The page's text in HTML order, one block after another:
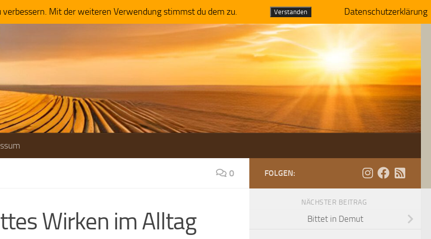
0
Wirken im Alltag
FOLGEN:
NÄCHSTER BEITRAG
Bittet in Demut
Mit der weiteren Verwendung stimmst du dem zu. Verstanden Datenschutzerklärung